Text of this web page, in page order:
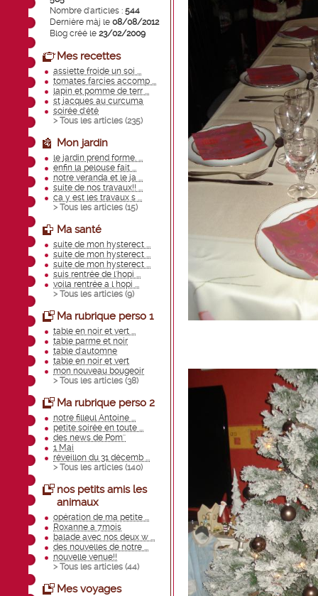
Nombre d'articles : 544
Dernière màj le 08/08/2012
Blog créé le 23/02/2009
Mes recettes
assiette froide un soi ...
tomates farcies accomp ...
lapin et pomme de terr ...
st jacques au curcuma
soirée d'été
> Tous les articles (235)
Mon jardin
le jardin prend forme. ...
enfin la pelouse fait ...
notre veranda et le ja ...
suite de nos travaux!! ...
ca y est les travaux s ...
> Tous les articles (15)
Ma santé
suite de mon hysterect ...
suite de mon hysterect ...
suite de mon hysterect ...
suis rentrée de l'hopi ...
voila rentrée a l hopi ...
> Tous les articles (9)
Ma rubrique perso 1
table en noir et vert ...
table parme et noir
table d'automne
table en noir et vert
mon nouveau bougeoir
> Tous les articles (38)
Ma rubrique perso 2
notre filleul Antoine ...
petite soirée en toute ...
des news de Pom''
1 Mai
réveillon du 31 décemb ...
> Tous les articles (140)
nos petits amis les
animaux
opération de ma petite ...
Roxanne a 7mois
balade avec nos deux w ...
des nouvelles de notre ...
nouvelle venue!!
> Tous les articles (44)
Mes voyages